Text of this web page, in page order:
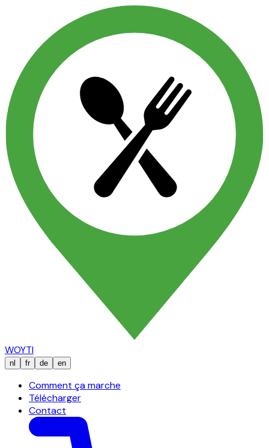
WOYTI
nl fr de en
Comment ça marche
Télécharger
Contact